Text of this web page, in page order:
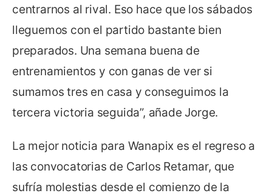
centrarnos al rival. Eso hace que los sábados
lleguemos con el partido bastante bien
preparados. Una semana buena de
entrenamientos y con ganas de ver si
sumamos tres en casa y conseguimos la
tercera victoria seguida”, añade Jorge.
La mejor noticia para Wanapix es el regreso a
las convocatorias de Carlos Retamar, que
sufría molestias desde el comienzo de la